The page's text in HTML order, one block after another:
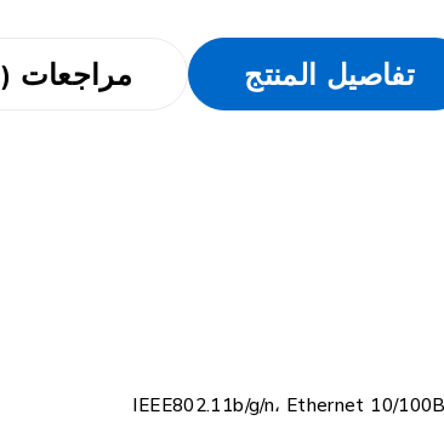
تفاصيل المنتج مراجعات (0)